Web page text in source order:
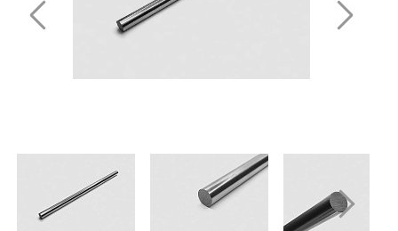
МЕХ. ПЕРЕДАЧА
МУФТЫ СОЕДИНИТЕЛЬНЫЕ
ЦАНГИ И ФРЕЗЫ
АКСЕССУАРЫ ДЛЯ РАБОЧЕГО СТОЛА
АКСЕССУАРЫ ДЛЯ V-ПАЗА
СОЕДИНИТЕЛЬНЫЕ ПЛАСТИНЫ